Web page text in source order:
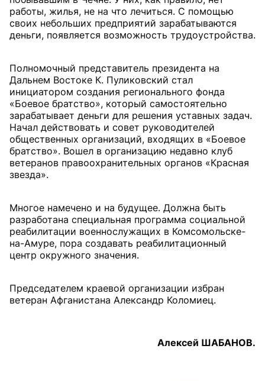
работы, жилья, не на что лечиться. С помощью
своих небольших предприятий зарабатываются
деньги, появляется возможность трудоустройства.
Полномочный представитель президента на
Дальнем Востоке К. Пуликовский стал
инициатором создания регионального фонда
«Боевое братство», который самостоятельно
зарабатывает деньги для решения уставных задач.
Начал действовать и совет руководителей
общественных организаций, входящих в «Боевое
братство». Вошел в организацию недавно клуб
ветеранов правоохранительных органов «Красная
звезда».
Многое намечено и на будущее. Должна быть
разработана специальная программа социальной
реабилитации военнослужащих в Комсомольске-
на-Амуре, пора создавать реабилитационный
центр окружного значения.
Председателем краевой организации избран
ветеран Афганистана Александр Коломиец.
Алексей ШАБАНОВ.